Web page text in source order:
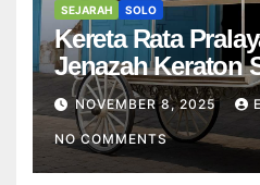
SEJARAH SOLO
Kereta Rata
Jenazah Keraton
NOVEMBER 8, 2025
NO COMMENTS